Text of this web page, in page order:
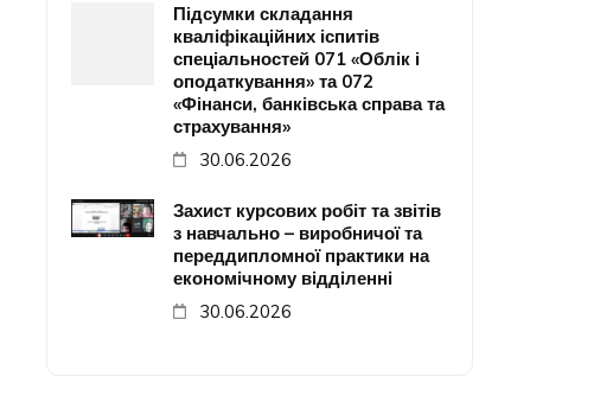
Підсумки складання
кваліфікаційних іспитів
спеціальностей 071 «Облік і
оподаткування» та 072
«Фінанси, банківська справа та
страхування»
30.06.2026
Захист курсових робіт та звітів
з навчально – виробничої та
переддипломної практики на
економічному відділенні
30.06.2026